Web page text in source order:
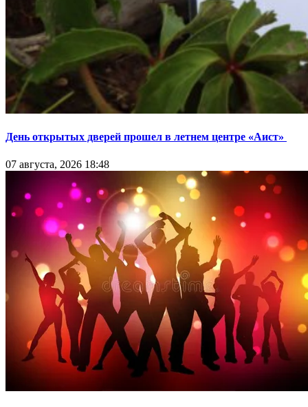
День открытых дверей прошел в летнем центре «Аист»
07 августа, 2026 18:48